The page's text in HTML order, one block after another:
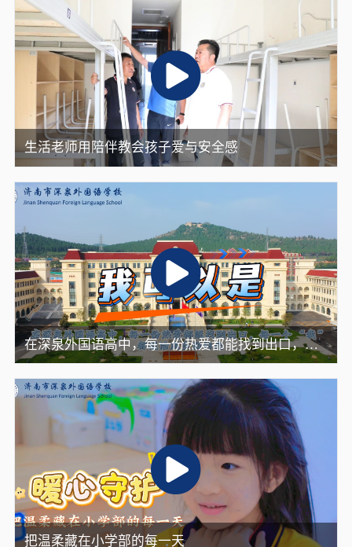
生活老师用陪伴教会孩子爱与安全感
在深泉外国语高中，每一份热爱都能找到出口，每
一个“我 都能活成多面的光
把温柔藏在小学部的每一天